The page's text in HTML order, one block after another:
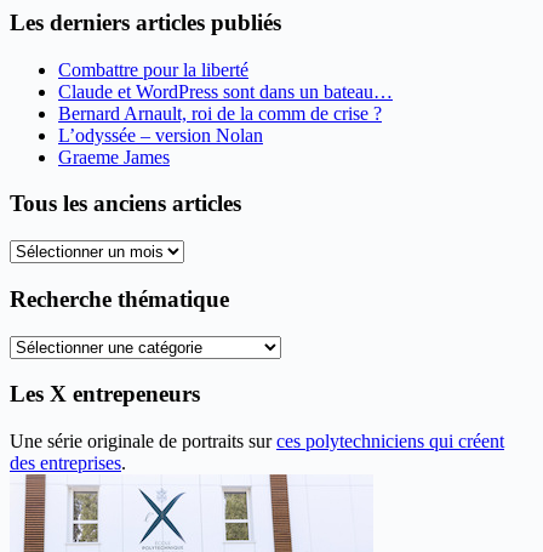
Les derniers articles publiés
Combattre pour la liberté
Claude et WordPress sont dans un bateau…
Bernard Arnault, roi de la comm de crise ?
L’odyssée – version Nolan
Graeme James
Tous les anciens articles
Tous
anciens
Recherche thématique
Recherche
Les X entrepeneurs
Une série originale de portraits surces polytechniciens qui créent
des entreprises.